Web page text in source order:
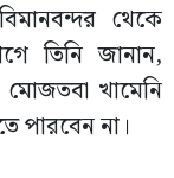
থেকে
তিনি জানান,
খামেনি
পারবেন না।